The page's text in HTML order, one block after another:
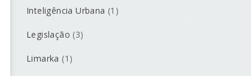
Inteligência Urbana (1)
Legislação (3)
Limarka (1)